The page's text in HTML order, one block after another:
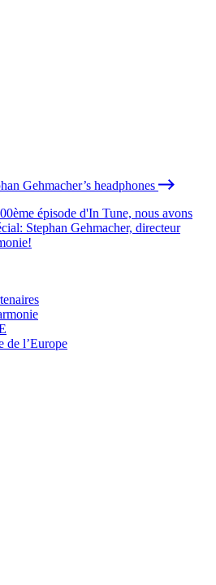
Gehmacher’s headphones
épisode d'In Tune, nous avons
Stephan Gehmacher, directeur
de l’Europe